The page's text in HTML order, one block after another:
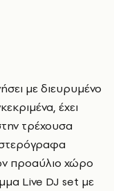
με διευρυμένο
έχει
τρέχουσα
προαύλιο χώρο
Live DJ set με